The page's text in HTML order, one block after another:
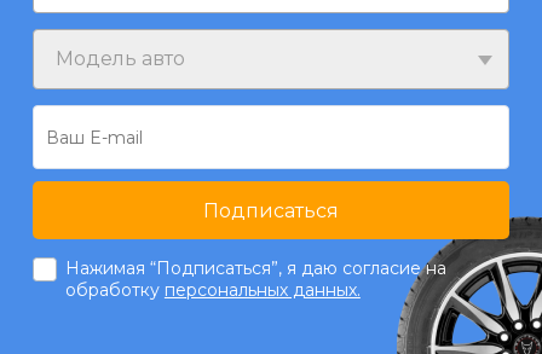
Модель авто
Подписаться
Нажимая “Подписаться”, я даю согласие на
обработку персональных данных.